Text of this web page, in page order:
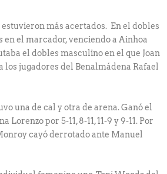
más acertados. En el dobles
el marcador, venciendo a Ainhoa
el dobles masculino en el que Joan
jugadores del Benalmádena Rafael
una de cal y otra de arena. Ganó el
por 5-11, 8-11, 11-9 y 9-11. Por
cayó derrotado ante Manuel